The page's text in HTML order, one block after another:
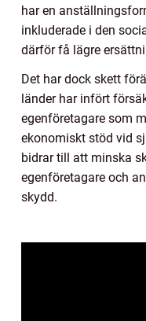
har en
inkluderade i den
därför få lägre
Det har dock skett
länder har infört
egenföretagare som
ekonomiskt stöd vid
bidrar till att minska
egenföretagare och
skydd.